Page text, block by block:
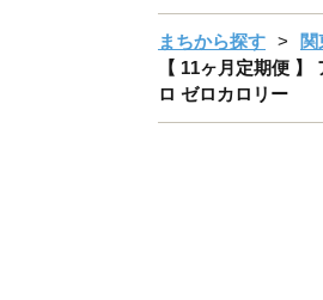
まちから探す
【 11ヶ月定期便
ロ ゼロカロリー